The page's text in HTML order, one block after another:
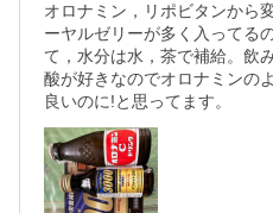
オロナミン，リポビタンから
ーヤルゼリーが多く入ってる
て，水分は水，茶で補給。飲
酸が好きなのでオロナミンの
良いのに!と思ってます。